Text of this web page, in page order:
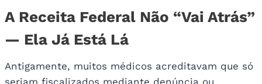
A Receita Federal Não “Vai Atrás”
— Ela Já Está Lá
Antigamente, muitos médicos acreditavam que só